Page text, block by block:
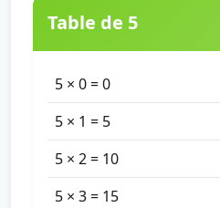
Table de 5
5 × 0 = 0
5 × 1 = 5
5 × 2 = 10
5 × 3 = 15